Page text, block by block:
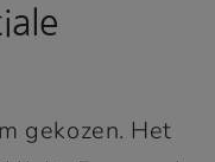
gekozen. Het